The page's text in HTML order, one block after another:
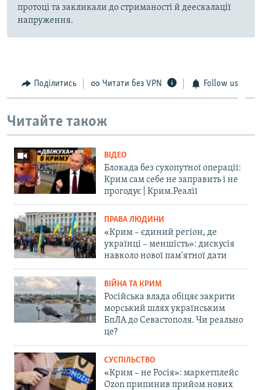
протоці та закликали до стриманості й деескалації
напруження.
Поділитись Читати без VPN Follow us
Читайте також
ВІДЕО
Блокада без сухопутної операції:
Крим сам себе не заправить і не
прогодує | Крим.Реалії
ПРАВА ЛЮДИНИ
«Крим – єдиний регіон, де
українці – меншість»: дискусія
навколо нової пам'ятної дати
ВІЙНА ТА КРИМ
Російська влада обіцяє закрити
морський шлях українським
БпЛА до Севастополя. Чи реально
це?
СУСПІЛЬСТВО
«Крим – не Росія»: маркетплейс
Ozon припинив прийом нових